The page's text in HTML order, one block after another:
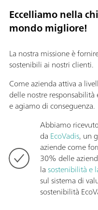
Eccelliamo nella
mondo migliore!
La nostra missione è
sostenibili ai nostri clienti.
Come azienda attiva a
delle nostre
e agiamo di conseguenza.
Abbiamo
da EcoVadis, un
aziende come
30% delle
lasostenibilità e
sul sistema di
sostenibilità